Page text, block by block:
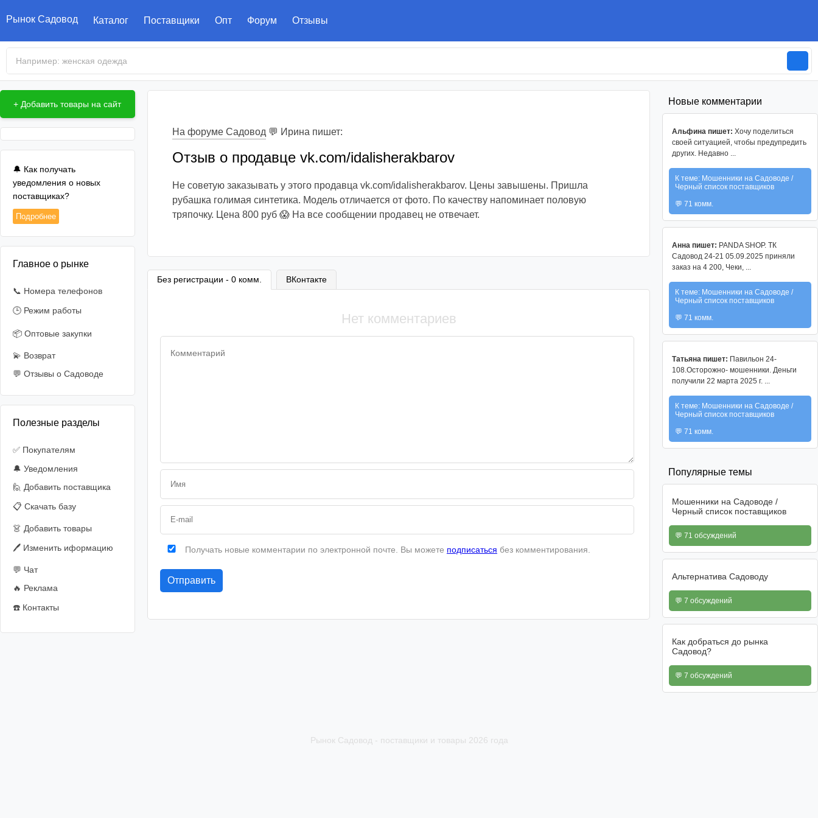
Рынок Садовод Каталог Поставщики Опт Форум Отзывы
На форуме Садовод 💬 Ирина пишет:
Отзыв о продавце vk.com/idalisherakbarov
Не советую заказывать у этого продавца vk.com/idalisherakbarov. Цены завышены. Пришла
рубашка голимая синтетика. Модель отличается от фото. По качеству напоминает половую
тряпочку. Цена 800 руб 😱 На все сообщении продавец не отвечает.
Без регистрации - 0 комм. ВКонтакте
Нет комментариев
Получать новые комментарии по электронной почте. Вы можете подписаться без комментирования.
Новые комментарии
Альфина пишет:Хочу поделиться
своей ситуацией, чтобы предупредить
других. Недавно ...
К теме: Мошенники на Садоводе /
Черный список поставщиков
💬 71 комм.
Анна пишет: PANDA SHOP. ТК
Садовод 24-21 05.09.2025 приняли
заказ на 4 200, Чеки, ...
К теме: Мошенники на Садоводе /
Черный список поставщиков
💬 71 комм.
Татьяна пишет: Павильон 24-
108.Осторожно- мошенники. Деньги
получили 22 марта 2025 г. ...
К теме: Мошенники на Садоводе /
Черный список поставщиков
💬 71 комм.
Популярные темы
Мошенники на Садоводе /
Черный список поставщиков
💬 71 обсуждений
Альтернатива Садоводу
💬 7 обсуждений
Как добраться до рынка
Садовод?
💬 7 обсуждений
+ Добавить товары на сайт
🔔 Как получать
уведомления о новых
поставщиках?
Подробнее
Главное о рынке
📞 Номера телефонов
🕒 Режим работы
📦 Оптовые закупки
💫 Возврат
💬 Отзывы о Садоводе
Полезные разделы
✅ Покупателям
🔔 Уведомления
🙋‍️ Добавить поставщика
📋 Скачать базу
👗 Добавить товары
🖊️ Изменить иформацию
💬 Чат
🔥 Реклама
☎️ Контакты
Рынок Садовод - поставщики и товары 2026 года